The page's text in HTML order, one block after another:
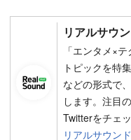
リアルサウ
「エンタメ×
トピックを特
などの形式で
します。注目
Twitterをチェッ
リアルサウン